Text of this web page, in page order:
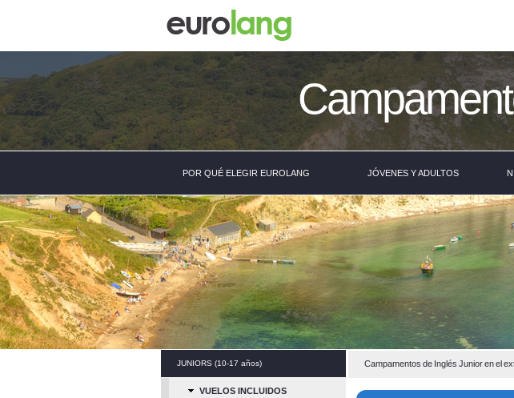
POR QUÉ ELEGIR EUROLANG JÓVENES Y ADULTOS
Campamentos de Inglés Junioren el
JUNIORS (10-17 años)
VUELOS INCLUIDOS